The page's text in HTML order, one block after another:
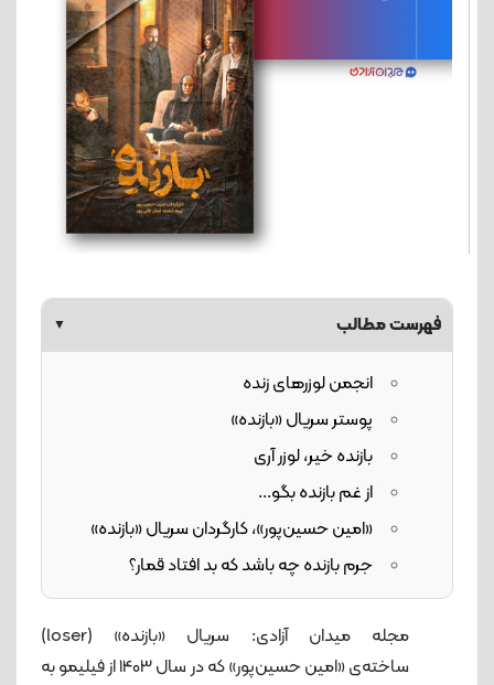
فهرست مطالب ▼
انجمن لوزرهای زنده
پوستر سریال «بازنده»
بازنده خیر، لوزر آری
از غم بازنده بگو...
«امین حسین‌پور»، کارگردان سریال «بازنده»
جرم بازنده چه باشد که بد افتاد قمار؟
مجله میدان آزادی: سریال «بازنده» (loser)
ساخته‌ی «امین حسین‌پور» که در سال 1403 از فیلیمو به